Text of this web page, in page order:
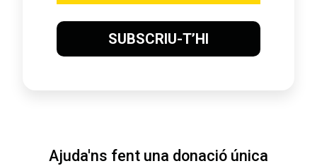
SUBSCRIU-T’HI
Ajuda'ns fent una donació única